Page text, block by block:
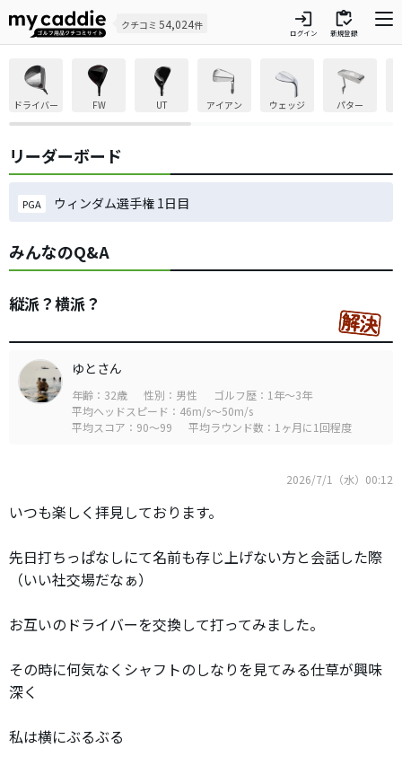
クチコミ 54,024件 login
ログイン
inventory
新規登録
ドライバー FW UT アイアン ウェッジ パター
リーダーボード
PGA ウィンダム選手権 1日目
みんなのQ&A
縦派？横派？
ゆとさん
年齢：32歳 性別：男性
ゴルフ歴：1年～3年
平均ヘッドスピード：46m/s～50m/s
平均スコア：90～99
平均ラウンド数：1ヶ月に1回程度
2026/7/1（水）00:12
いつも楽しく拝見しております。
先日打ちっぱなしにて名前も存じ上げない方と会話した際
（いい社交場だなぁ）
お互いのドライバーを交換して打ってみました。
その時に何気なくシャフトのしなりを見てみる仕草が興味
深く
私は横にぶるぶる